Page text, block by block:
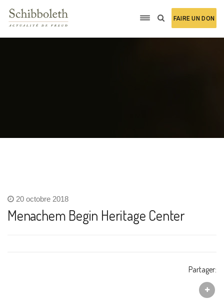
FAIRE UN DON
20 octobre 2018
Menachem Begin Heritage Center
Partager: